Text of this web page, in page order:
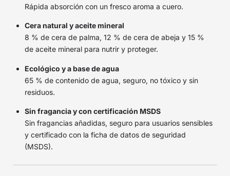
Rápida absorción con un fresco aroma a cuero.
Cera natural y aceite mineral
8 % de cera de palma, 12 % de cera de abeja y 15 %
de aceite mineral para nutrir y proteger.
Ecológico y a base de agua
65 % de contenido de agua, seguro, no tóxico y sin
residuos.
Sin fragancia y con certificación MSDS
Sin fragancias añadidas, seguro para usuarios sensibles
y certificado con la ficha de datos de seguridad
(MSDS).